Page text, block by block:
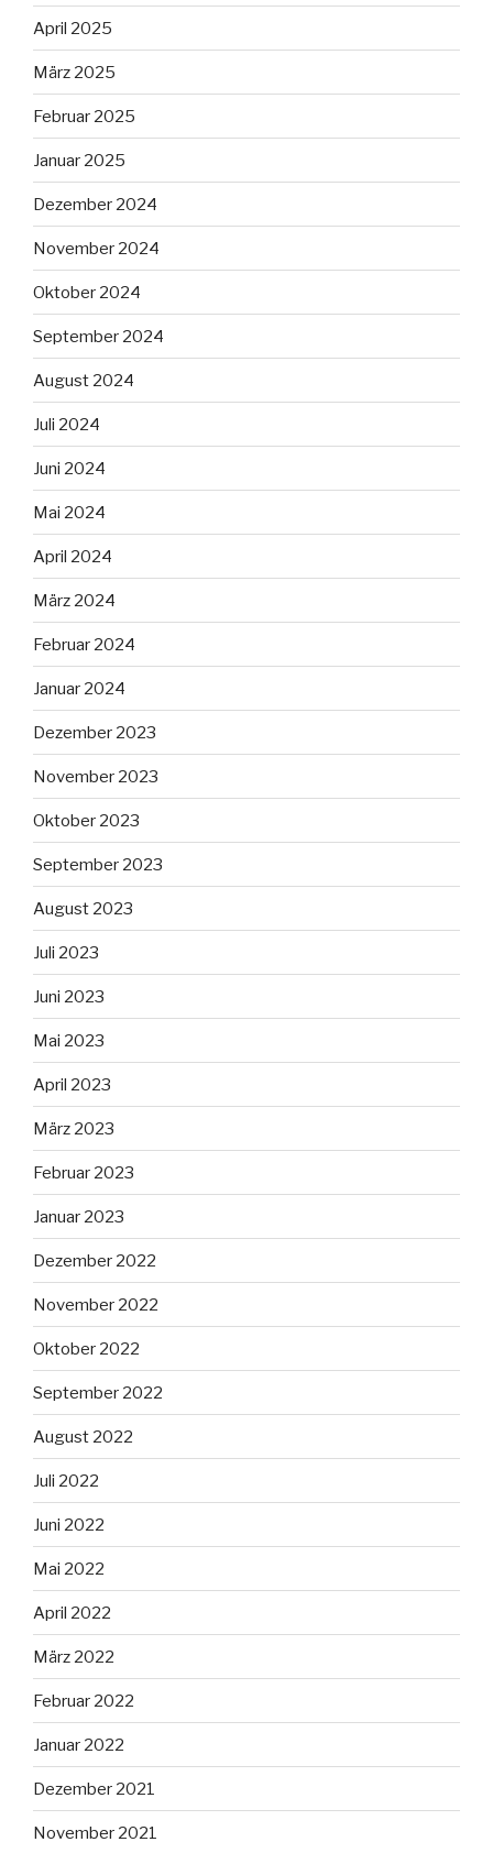
April 2025
März 2025
Februar 2025
Januar 2025
Dezember 2024
November 2024
Oktober 2024
September 2024
August 2024
Juli 2024
Juni 2024
Mai 2024
April 2024
März 2024
Februar 2024
Januar 2024
Dezember 2023
November 2023
Oktober 2023
September 2023
August 2023
Juli 2023
Juni 2023
Mai 2023
April 2023
März 2023
Februar 2023
Januar 2023
Dezember 2022
November 2022
Oktober 2022
September 2022
August 2022
Juli 2022
Juni 2022
Mai 2022
April 2022
März 2022
Februar 2022
Januar 2022
Dezember 2021
November 2021